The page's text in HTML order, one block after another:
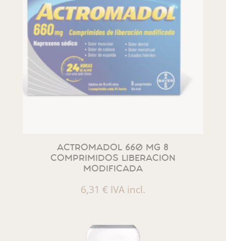
ACTROMADOL 660 MG 8
COMPRIMIDOS LIBERACION
MODIFICADA
6,31 € IVA incl.